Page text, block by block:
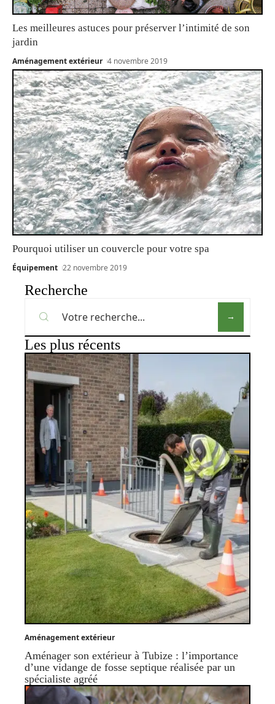
Les meilleures astuces pour préserver l’intimité de son
jardin
Aménagement extérieur 4 novembre 2019
Pourquoi utiliser un couvercle pour votre spa
Équipement 22 novembre 2019
Recherche
Les plus récents
Aménagement extérieur
Aménager son extérieur à Tubize : l’importance
d’une vidange de fosse septique réalisée par un
spécialiste agréé